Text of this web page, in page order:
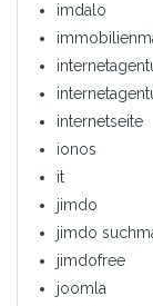
imdalo
internetseite
ionos
it
jimdo
jimdo
jimdofree
joomla